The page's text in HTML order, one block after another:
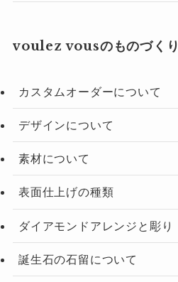
voulez vousのものづくり
カスタムオーダーについて
デザインについて
素材について
表面仕上げの種類
ダイアモンドアレンジと彫り
誕生石の石留について